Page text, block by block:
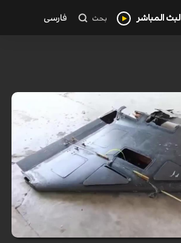
البث المباشر بحث فارسی